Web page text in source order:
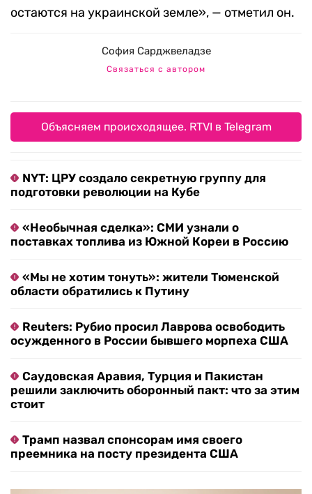
остаются на украинской земле», — отметил он.
София Сарджвеладзе
Связаться с автором
Объясняем происходящее. RTVI в Telegram
NYT: ЦРУ создало секретную группу для
подготовки революции на Кубе
«Необычная сделка»: СМИ узнали о
поставках топлива из Южной Кореи в Россию
«Мы не хотим тонуть»: жители Тюменской
области обратились к Путину
Reuters: Рубио просил Лаврова освободить
осужденного в России бывшего морпеха США
Саудовская Аравия, Турция и Пакистан
решили заключить оборонный пакт: что за этим
стоит
Трамп назвал спонсорам имя своего
преемника на посту президента США